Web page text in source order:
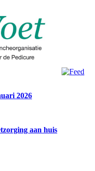
2026
aan huis